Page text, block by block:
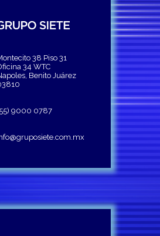
38 Piso 31
34 WTC
Benito Juárez
9000 0787